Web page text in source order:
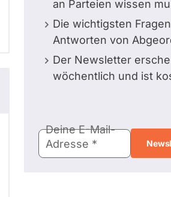
an Parteien wissen
Die wichtigsten
Antworten von
Der Newsletter
wöchentlich und ist
Mail-
Adresse
Deine E-Mail-
Adresse